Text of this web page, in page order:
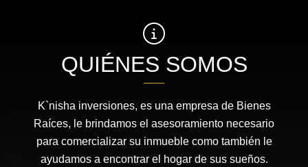
QUIÉNES SOMOS
K`nisha inversiones, es una empresa de Bienes
Raíces, le brindamos el asesoramiento necesario
para comercializar su inmueble como también le
ayudamos a encontrar el hogar de sus sueños.